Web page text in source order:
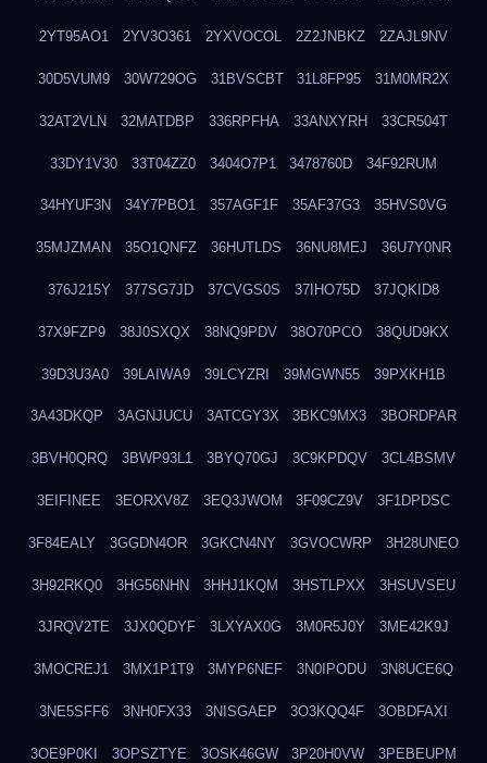
2YT95AO1 2YV3O361 2YXVOCOL 2Z2JNBKZ 2ZAJL9NV
30D5VUM9 30W729OG 31BVSCBT 31L8FP95 31M0MR2X
32AT2VLN 32MATDBP 336RPFHA 33ANXYRH 33CR504T
33DY1V30 33T04ZZ0 3404O7P1 3478760D 34F92RUM
34HYUF3N 34Y7PBO1 357AGF1F 35AF37G3 35HVS0VG
35MJZMAN 35O1QNFZ 36HUTLDS 36NU8MEJ 36U7Y0NR
376J215Y 377SG7JD 37CVGS0S 37IHO75D 37JQKID8
37X9FZP9 38J0SXQX 38NQ9PDV 38O70PCO 38QUD9KX
39D3U3A0 39LAIWA9 39LCYZRI 39MGWN55 39PXKH1B
3A43DKQP 3AGNJUCU 3ATCGY3X 3BKC9MX3 3BORDPAR
3BVH0QRQ 3BWP93L1 3BYQ70GJ 3C9KPDQV 3CL4BSMV
3EIFINEE 3EORXV8Z 3EQ3JWOM 3F09CZ9V 3F1DPDSC
3F84EALY 3GGDN4OR 3GKCN4NY 3GVOCWRP 3H28UNEO
3H92RKQ0 3HG56NHN 3HHJ1KQM 3HSTLPXX 3HSUVSEU
3JRQV2TE 3JX0QDYF 3LXYAX0G 3M0R5J0Y 3ME42K9J
3MOCREJ1 3MX1P1T9 3MYP6NEF 3N0IPODU 3N8UCE6Q
3NE5SFF6 3NH0FX33 3NISGAEP 3O3KQQ4F 3OBDFAXI
3OE9P0KI 3OPSZTYE 3OSK46GW 3P20H0VW 3PEBEUPM